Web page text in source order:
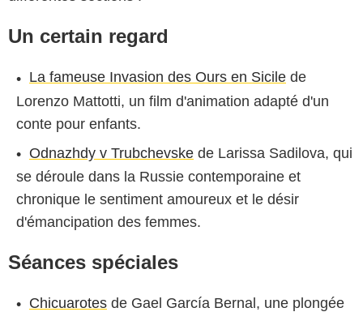
Un certain regard
La fameuse Invasion des Ours en Sicile de
Lorenzo Mattotti, un film d'animation adapté d'un
conte pour enfants.
Odnazhdy v Trubchevske de Larissa Sadilova, qui
se déroule dans la Russie contemporaine et
chronique le sentiment amoureux et le désir
d'émancipation des femmes.
Séances spéciales
Chicuarotes de Gael García Bernal, une plongée